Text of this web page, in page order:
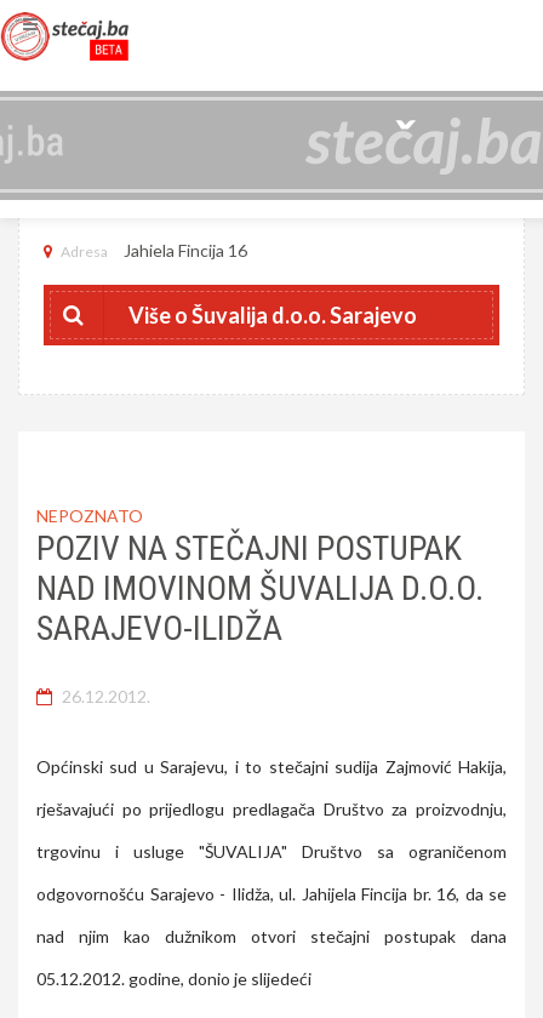
ŠUVALIJA D.O.O. SARAJEVO
4200474960009
Adresa Jahiela Fincija 16
Više o Šuvalija d.o.o. Sarajevo
NEPOZNATO
POZIV NA STEČAJNI POSTUPAK
NAD IMOVINOM ŠUVALIJA D.O.O.
SARAJEVO-ILIDŽA
26.12.2012.
Općinski sud u Sarajevu, i to stečajni sudija Zajmović Hakija,
rješavajući po prijedlogu predlagača Društvo za proizvodnju,
trgovinu i usluge "ŠUVALIJA" Društvo sa ograničenom
odgovornošću Sarajevo - Ilidža, ul. Jahijela Fincija br. 16, da se
nad njim kao dužnikom otvori stečajni postupak dana
05.12.2012. godine, donio je slijedeći